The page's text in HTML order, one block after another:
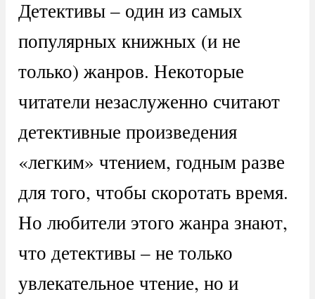
Детективы – один из самых
популярных книжных (и не
только) жанров. Некоторые
читатели незаслуженно считают
детективные произведения
«легким» чтением, годным разве
для того, чтобы скоротать время.
Но любители этого жанра знают,
что детективы – не только
увлекательное чтение, но и